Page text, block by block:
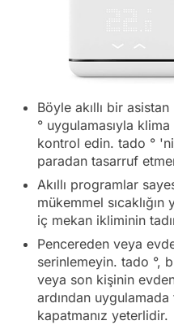
Böyle akıllı bir
° uygulamasıyla
kontrol edin. tado °
paradan tasarruf
Akıllı programlar
mükemmel sıcaklığın
iç mekan ikliminin
Pencereden veya
serinlemeyin. tado °,
veya son kişinin evden
ardından
kapatmanız yeterlidir.